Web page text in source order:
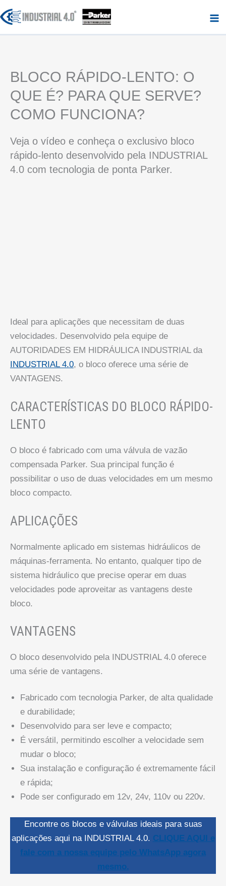
para
o
BLOCO RÁPIDO-LENTO: O
QUE É? PARA QUE SERVE?
COMO FUNCIONA?
Veja o vídeo e conheça o exclusivo bloco
rápido-lento desenvolvido pela INDUSTRIAL
4.0 com tecnologia de ponta Parker.
Ideal para aplicações que necessitam de duas
velocidades. Desenvolvido pela equipe de
AUTORIDADES EM HIDRÁULICA INDUSTRIAL da
INDUSTRIAL 4.0, o bloco oferece uma série de
VANTAGENS.
CARACTERÍSTICAS DO BLOCO RÁPIDO-
LENTO
O bloco é fabricado com uma válvula de vazão
compensada Parker. Sua principal função é
possibilitar o uso de duas velocidades em um mesmo
bloco compacto.
APLICAÇÕES
Normalmente aplicado em sistemas hidráulicos de
máquinas-ferramenta. No entanto, qualquer tipo de
sistema hidráulico que precise operar em duas
velocidades pode aproveitar as vantagens deste
bloco.
VANTAGENS
O bloco desenvolvido pela INDUSTRIAL 4.0 oferece
uma série de vantagens.
Fabricado com tecnologia Parker, de alta qualidade
e durabilidade;
Desenvolvido para ser leve e compacto;
É versátil, permitindo escolher a velocidade sem
mudar o bloco;
Sua instalação e configuração é extremamente fácil
e rápida;
Pode ser configurado em 12v, 24v, 110v ou 220v.
Encontre os blocos e válvulas ideais para suas
aplicações aqui na INDUSTRIAL 4.0. CLIQUE AQUI e
fale com a nossa equipe pelo WhatsApp agora
mesmo.